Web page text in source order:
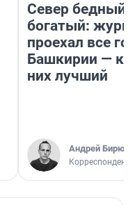
Север бедный,
богатый:
проехал все
Башкирии —
них лучший
Андрей
Корреспондент